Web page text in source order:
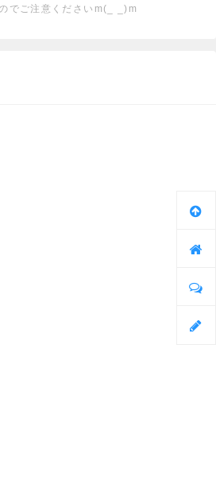
でご注意くださいm(_ _)m